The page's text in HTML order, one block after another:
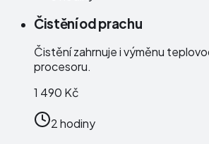
Čistění od prachu
Čistění zahrnuje i výměnu
procesoru.
1 490 Kč
2 hodiny